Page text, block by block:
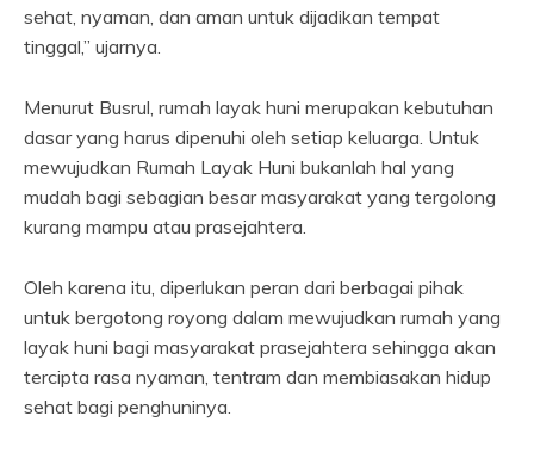
sehat, nyaman, dan aman untuk dijadikan tempat
tinggal,” ujarnya.
Menurut Busrul, rumah layak huni merupakan kebutuhan
dasar yang harus dipenuhi oleh setiap keluarga. Untuk
mewujudkan Rumah Layak Huni bukanlah hal yang
mudah bagi sebagian besar masyarakat yang tergolong
kurang mampu atau prasejahtera.
Oleh karena itu, diperlukan peran dari berbagai pihak
untuk bergotong royong dalam mewujudkan rumah yang
layak huni bagi masyarakat prasejahtera sehingga akan
tercipta rasa nyaman, tentram dan membiasakan hidup
sehat bagi penghuninya.